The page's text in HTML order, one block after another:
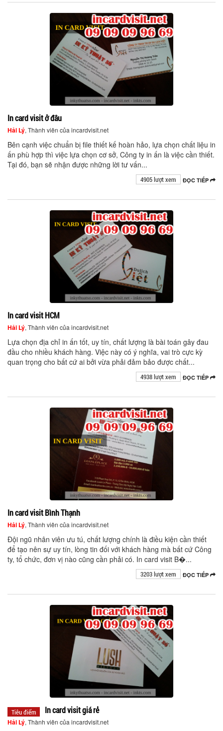
In card visit ở đâu
Hải Lý, Thành viên của incardvisit.net
Bên cạnh việc chuẩn bị file thiết kế hoàn hảo, lựa chọn chất liệu in
ấn phù hợp thì việc lựa chọn cơ sở, Công ty in ấn là việc cần thiết.
Tại đó, bạn sẽ nhận được những lời tư vấn...
ĐỌC TIẾP
4905 lượt xem
In card visit HCM
Hải Lý, Thành viên của incardvisit.net
Lựa chọn địa chỉ in ấn tốt, uy tín, chất lượng là bài toán gây đau
đầu cho nhiều khách hàng. Việc này có ý nghĩa, vai trò cực kỳ
quan trọng cho bất cứ ai bởi vừa phải đảm bảo được chất...
ĐỌC TIẾP
4938 lượt xem
In card visit Bình Thạnh
Hải Lý, Thành viên của incardvisit.net
Đội ngũ nhân viên ưu tú, chất lượng chính là điều kiện cần thiết
để tạo nên sự uy tín, lòng tin đối với khách hàng mà bất cứ Công
ty, tổ chức, đơn vị nào cũng cần phải có. In card visit B�...
ĐỌC TIẾP
3203 lượt xem
Tiêu điểm In card visit giá rẻ
Hải Lý, Thành viên của incardvisit.net